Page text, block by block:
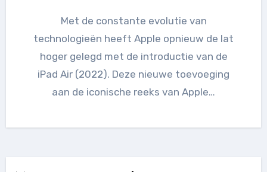
Met de constante evolutie van
technologieën heeft Apple opnieuw de lat
hoger gelegd met de introductie van de
iPad Air (2022). Deze nieuwe toevoeging
aan de iconische reeks van Apple…